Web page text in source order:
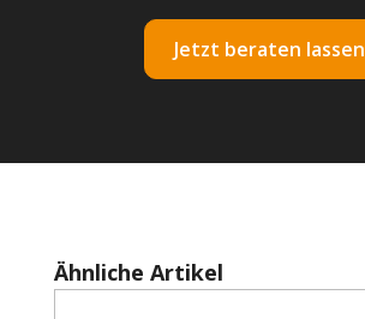
Jetzt beraten lassen
Produktgalerie überspringen
Ähnliche Artikel